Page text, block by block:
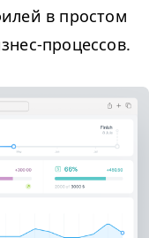
в простом
процессов.